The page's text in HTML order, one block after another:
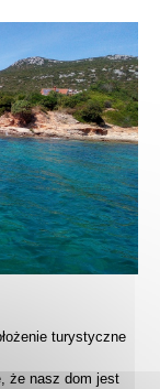
turystyczne
że nasz dom jest